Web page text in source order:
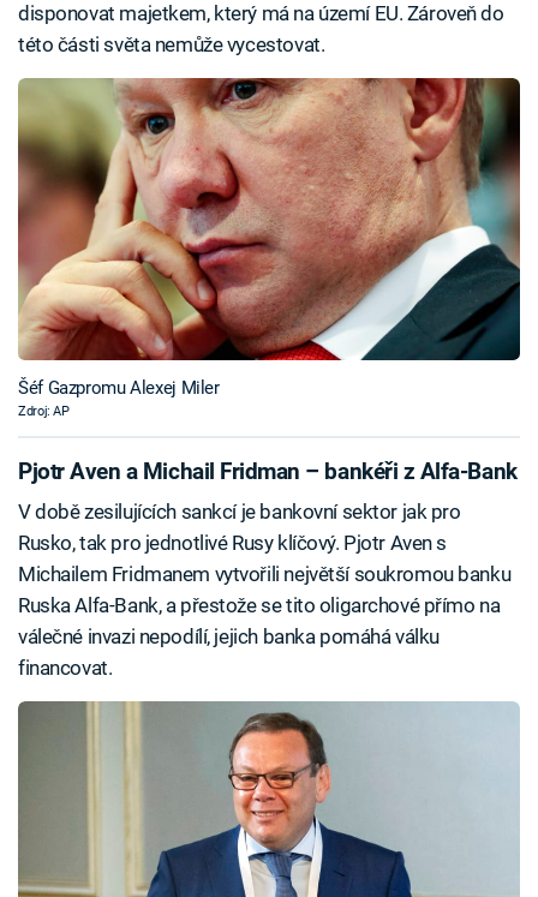
disponovat majetkem, který má na území EU. Zároveň do
této části světa nemůže vycestovat.
Šéf Gazpromu Alexej Miler
Zdroj: AP
Pjotr Aven a Michail Fridman – bankéři z Alfa-Bank
V době zesilujících sankcí je bankovní sektor jak pro
Rusko, tak pro jednotlivé Rusy klíčový. Pjotr Aven s
Michailem Fridmanem vytvořili největší soukromou banku
Ruska Alfa-Bank, a přestože se tito oligarchové přímo na
válečné invazi nepodílí, jejich banka pomáhá válku
financovat.